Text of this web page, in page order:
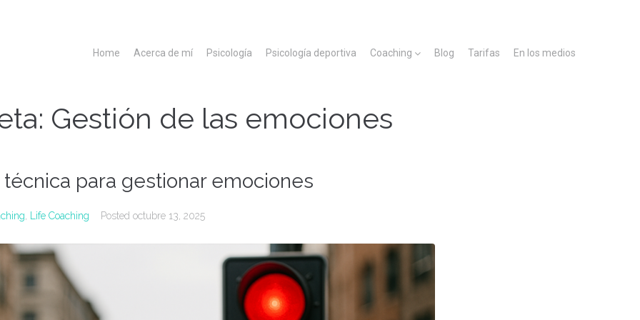
Home Acerca de mí Psicología Psicología deportiva Coaching Blog Tarifas En los medios
Gestión de las emociones
para gestionar emociones
Life Coaching Posted octubre 13, 2025